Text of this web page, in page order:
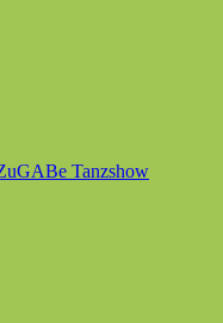
Tanzshow